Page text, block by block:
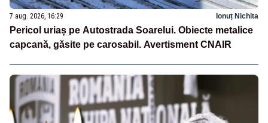
7 aug. 2026, 16:29 Ionuț Nichita
Pericol uriaș pe Autostrada Soarelui. Obiecte metalice
capcană, găsite pe carosabil. Avertisment CNAIR